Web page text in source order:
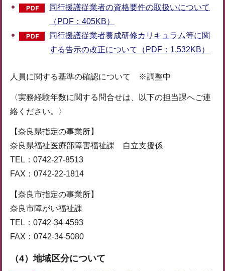
同行援護従業者の資格要件の取扱いについて
（PDF：405KB）
同行援護従業者養成研修カリキュラム等に関
する告示の改正について（PDF：1,532KB）
人員に関する基準の確認について ※調整中
〈実務経験年数に関する問合せは、以下の担当課へご連
絡ください。〉
【奈良県指定の事業所】
奈良県福祉医療部障害福祉課 自立支援係
TEL：0742-27-8513
FAX：0742-22-1814
【奈良市指定の事業所】
奈良市障がい福祉課
TEL：0742-34-4593
FAX：0742-34-5080
（4）地域区分について